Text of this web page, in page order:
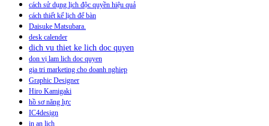
cách sử dụng lịch độc quyền hiệu quả
cách thiết kế lịch để bàn
Daisuke Matsubara.
desk calender
dich vu thiet ke lich doc quyen
don vị lam lich doc quyen
gia tri marketing cho doanh nghiep
Graphic Designer
Hiro Kamigaki
hồ sơ năng lực
IC4design
in an lich